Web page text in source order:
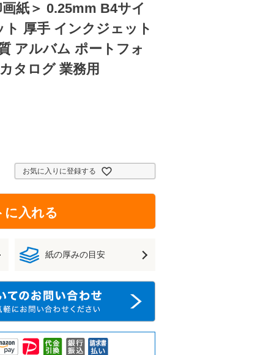
紙＞ 0.25mm B4サイ
厚手 インクジェット
アルバム ポートフォ
タログ 業務用
お気に入りに登録する
に入れる
紙の厚みの目安